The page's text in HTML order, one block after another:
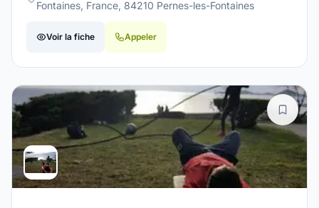
Fontaines, France, 84210 Pernes-les-Fontaines
Voir la fiche Appeler